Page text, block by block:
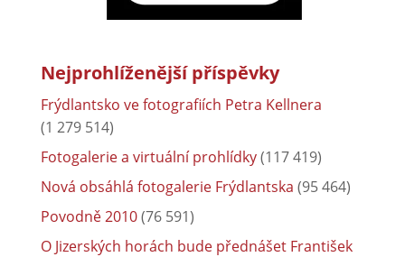
Nejprohlíženější příspěvky
Frýdlantsko ve fotografiích Petra Kellnera
(1 279 514)
Fotogalerie a virtuální prohlídky(117 419)
Nová obsáhlá fotogalerie Frýdlantska (95 464)
Povodně 2010(76 591)
O Jizerských horách bude přednášet František